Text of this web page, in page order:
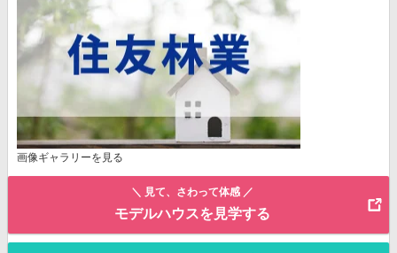
画像ギャラリーを見る
＼ 見て、さわって体感 ／
モデルハウスを見学する